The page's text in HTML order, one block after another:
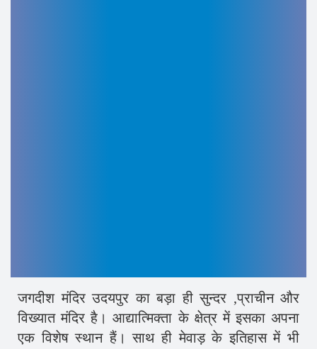
जगदीश मंदिर उदयपुर का बड़ा ही सुन्दर ,प्राचीन और
विख्यात मंदिर है। आद्यात्मिक्ता के क्षेत्र में इसका अपना
एक विशेष स्थान हैं। साथ ही मेवाड़ के इतिहास में भी